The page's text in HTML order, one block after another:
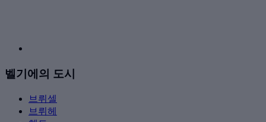
벨기에의 도시
브뤼셀
브뤼헤